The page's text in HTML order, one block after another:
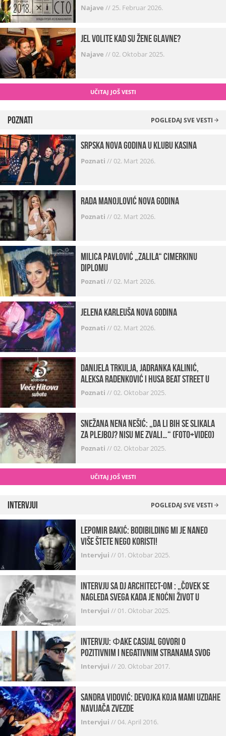
Najave //25. Februar 2026.
Jel volite kad su žene glavne?
Najave //02. Oktobar 2025.
UČITAJ JOŠ VESTI
Poznati POGLEDAJ SVE VESTI
Srpska Nova godina u klubu Kasina
Poznati //02. Mart 2026.
Rada Manojlović Nova godina
Poznati //02. Mart 2026.
Milica Pavlović „zalila“ cimerkinu
diplomu
Poznati //02. Mart 2026.
Jelena Karleuša Nova godina
Poznati //02. Mart 2026.
Danijela Trkulja, Jadranka Kalinić,
Aleksa Radenković i Husa Beat Street u
Kabareu 13
Poznati //02. Oktobar 2025.
Snežana Nena Nešić: „Da li bih se slikala
za Plejboj? Nisu me zvali…“ (FOTO+VIDEO)
Poznati //02. Oktobar 2025.
UČITAJ JOŠ VESTI
Intervjui POGLEDAJ SVE VESTI
Lepomir Bakić: Bodibilding mi je naneo
više štete nego koristi!
Intervjui //01. Oktobar 2025.
Intervju sa DJ Architect-om : „Čovek se
nagleda svega kada je noćni život u
pitanju. U klubovima najmanje vidim
Intervjui //01. Oktobar 2025.
INTERVJU: Фake Casual govori o
pozitivnim i negativnim stranama svog
posla, počecima, omiljenim mestima …
Intervjui //20. Oktobar 2017.
Sandra Vidović: devojka koja mami uzdahe
navijača Zvezde
Intervjui //04. April 2016.